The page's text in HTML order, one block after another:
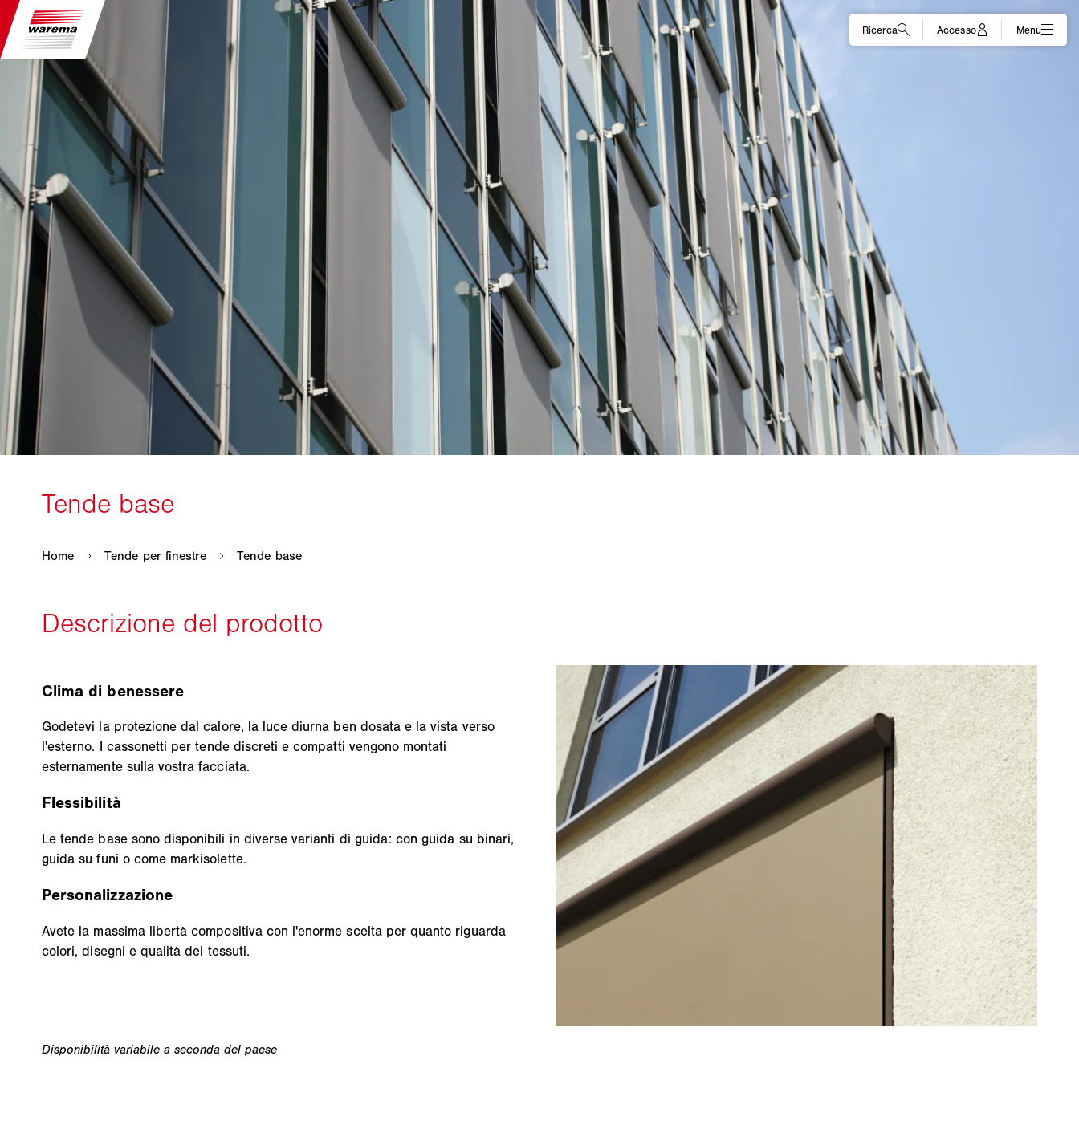
Clima di benessere
Godetevi la protezione dal calore, la luce diurna ben dosata e la vista verso
l'esterno. I cassonetti per tende discreti e compatti vengono montati
esternamente sulla vostra facciata.
Flessibilità
Le tende base sono disponibili in diverse varianti di guida: con guida su binari,
guida su funi o come markisolette.
Personalizzazione
Avete la massima libertà compositiva con l'enorme scelta per quanto riguarda
colori, disegni e qualità dei tessuti.